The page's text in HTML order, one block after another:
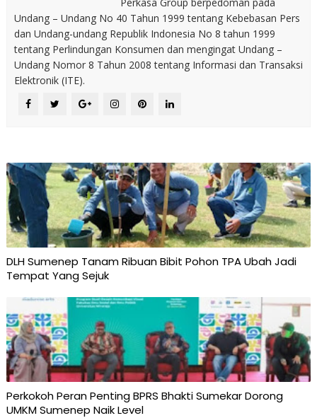
Undang – Undang No 40 Tahun 1999 tentang Kebebasan Pers
dan Undang-undang Republik Indonesia No 8 tahun 1999
tentang Perlindungan Konsumen dan mengingat Undang –
Undang Nomor 8 Tahun 2008 tentang Informasi dan Transaksi
Elektronik (ITE).
DLH Sumenep Tanam Ribuan Bibit Pohon TPA Ubah Jadi
Tempat Yang Sejuk
Perkokoh Peran Penting BPRS Bhakti Sumekar Dorong
UMKM Sumenep Naik Level